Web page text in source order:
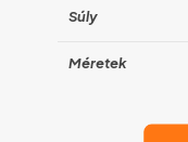
Súly
Méretek